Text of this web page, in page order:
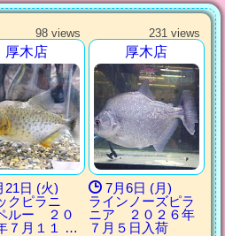
98 views
厚木店
21日 (火)
クピラニ
ルー ２０
７月１１ …
231 views
厚木店
7月6日 (月)
ラインノーズピラ
ニア ２０２６年
７月５日入荷